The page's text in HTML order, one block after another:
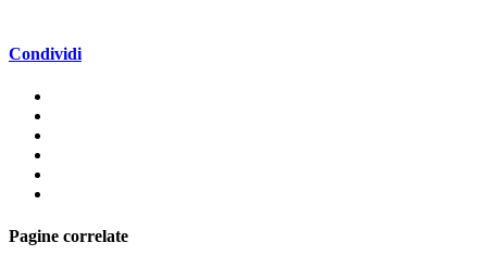
Condividi
Pagine correlate